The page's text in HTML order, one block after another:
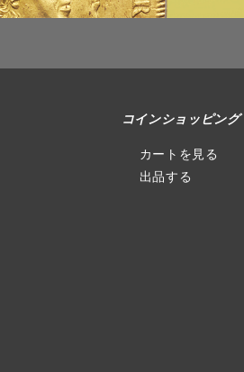
コインショッピング
カートを見る
出品する